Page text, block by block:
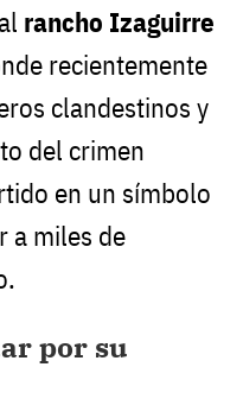
rancho Izaguirre
recientemente
clandestinos y
del crimen
en un símbolo
a miles de
por su